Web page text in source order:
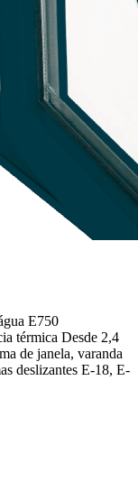
E750
térmica Desde 2,4
de janela, varanda
deslizantes E-18, E-